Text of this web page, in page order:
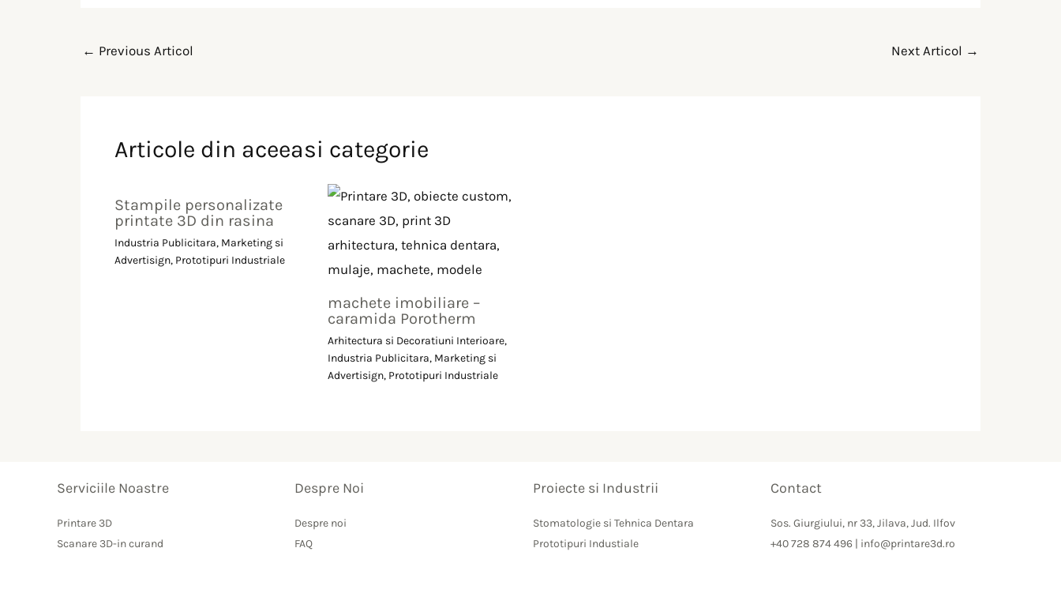
← Previous Articol Next Articol →
Articole din aceeasi categorie
Stampile personalizate
printate 3D din rasina
Industria Publicitara, Marketing si
Advertisign, Prototipuri Industriale
machete imobiliare –
caramida Porotherm
Arhitectura si Decoratiuni Interioare,
Industria Publicitara, Marketing si
Advertisign, Prototipuri Industriale
Serviciile Noastre
Printare 3D
Scanare 3D-in curand
Despre Noi
Despre noi
FAQ
Proiecte si Industrii
Stomatologie si Tehnica Dentara
Prototipuri Industiale
Contact
Sos. Giurgiului, nr 33, Jilava, Jud. Ilfov
+40 728 874 496 | info@printare3d.ro